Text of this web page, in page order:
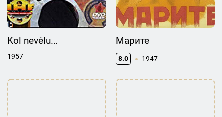
Kol nevėlu...
1957
Марите
8.0 1947